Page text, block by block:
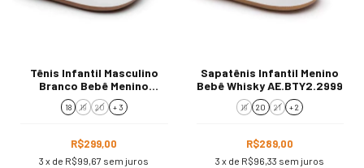
Tênis Infantil Masculino
Branco Bebê Menino
AE.LAN2.649
18 19 20 + 3
R$299,00
3 x de R$99,67 sem juros
Sapatênis Infantil Menino
Bebê Whisky AE.BTY2.2999
19 20 21 + 2
R$289,00
3 x de R$96,33 sem juros